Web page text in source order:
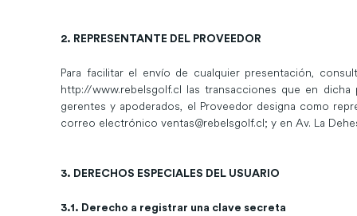
2. REPRESENTANTE DEL PROVEEDOR
Para facilitar el envío de cualquier presentación,
http://www.rebelsgolf.cl las transacciones que en
gerentes y apoderados, el Proveedor designa como
correo electrónico ventas@rebelsgolf.cl; y en Av. La
3. DERECHOS ESPECIALES DEL USUARIO
3.1. Derecho a registrar una clave secreta